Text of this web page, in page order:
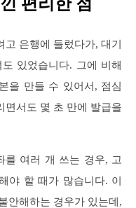
은행에 들렀다가, 대기
있었습니다. 그에 비해
을 만들 수 있어서, 점심
면서도 몇 초 만에 발급을
를 여러 개 쓰는 경우, 고
야 할 때가 많습니다. 이
안해하는 경우가 있는데,